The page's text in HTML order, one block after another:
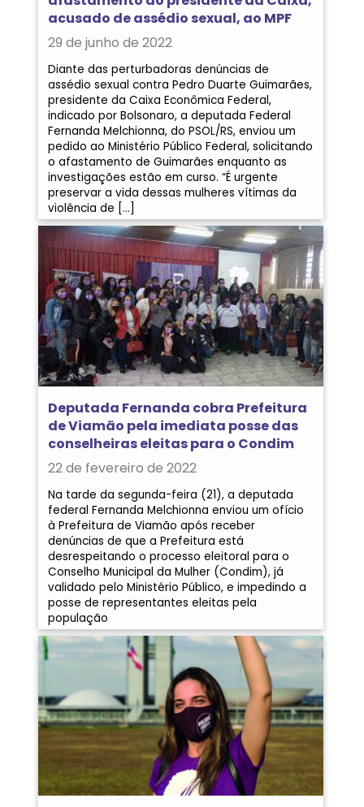
acusado de assédio sexual, ao MPF
29 de junho de 2022
Diante das perturbadoras denúncias de
assédio sexual contra Pedro Duarte Guimarães,
presidente da Caixa Econômica Federal,
indicado por Bolsonaro, a deputada Federal
Fernanda Melchionna, do PSOL/RS, enviou um
pedido ao Ministério Público Federal, solicitando
o afastamento de Guimarães enquanto as
investigações estão em curso. “É urgente
preservar a vida dessas mulheres vítimas da
violência de […]
Deputada Fernanda cobra Prefeitura
de Viamão pela imediata posse das
conselheiras eleitas para o Condim
22 de fevereiro de 2022
Na tarde da segunda-feira (21), a deputada
federal Fernanda Melchionna enviou um ofício
à Prefeitura de Viamão após receber
denúncias de que a Prefeitura está
desrespeitando o processo eleitoral para o
Conselho Municipal da Mulher (Condim), já
validado pelo Ministério Público, e impedindo a
posse de representantes eleitas pela
população